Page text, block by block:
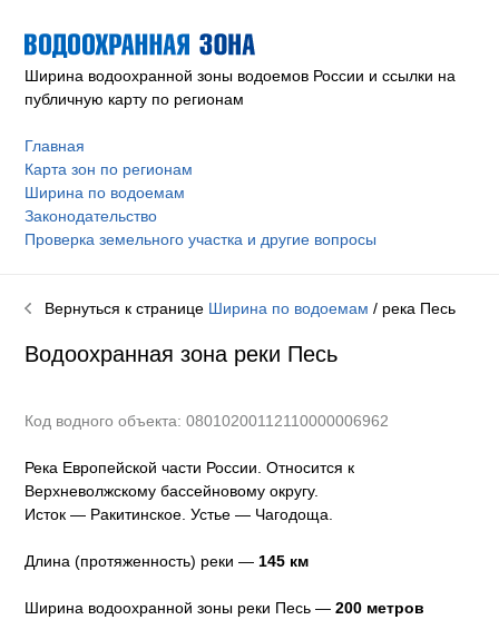
Ширина водоохранной зоны водоемов России и ссылки на
публичную карту по регионам
Главная
Карта зон по регионам
Ширина по водоемам
Законодательство
Проверка земельного участка и другие вопросы
Вернуться к странице Ширина по водоемам / река Песь
Водоохранная зона реки Песь
Код водного объекта: 08010200112110000006962
Река Европейской части России. Относится к
Верхневолжскому бассейновому округу.
Исток — Ракитинское. Устье — Чагодоща.
Длина (протяженность) реки — 145 км
Ширина водоохранной зоны реки Песь —200 метров